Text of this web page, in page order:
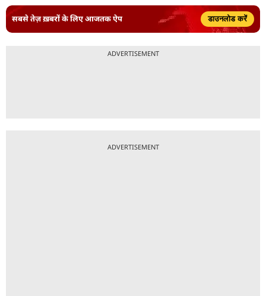
सबसे तेज़ ख़बरों के लिए आजतक ऐप डाउनलोड करें
ADVERTISEMENT
ADVERTISEMENT